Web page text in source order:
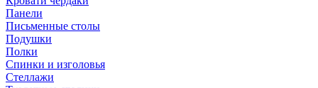
Панели
Письменные столы
Подушки
Полки
Спинки и изголовья
Стеллажи